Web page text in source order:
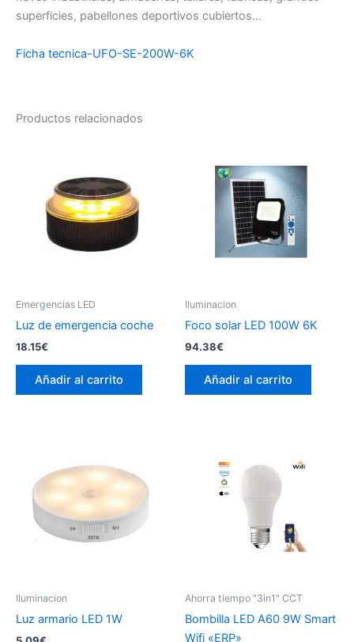
superficies, pabellones deportivos cubiertos…
Ficha tecnica-UFO-SE-200W-6K
Productos relacionados
Emergencias LED
Luz de emergencia coche
18.15€
Añadir al carrito
Iluminacion
Foco solar LED 100W 6K
94.38€
Añadir al carrito
Iluminacion
Luz armario LED 1W
Ahorra tiempo "3in1" CCT
Bombilla LED A60 9W Smart
Wifi «ERP»